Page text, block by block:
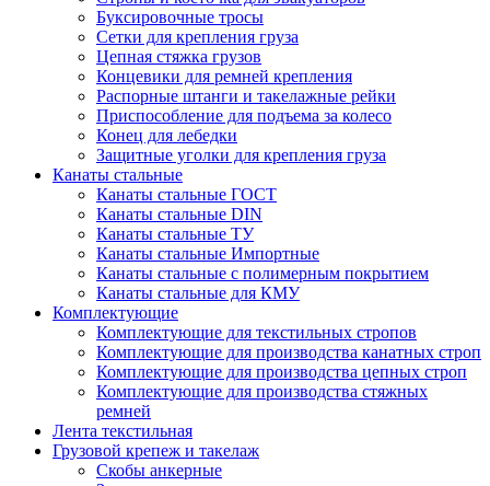
Буксировочные тросы
Сетки для крепления груза
Цепная стяжка грузов
Концевики для ремней крепления
Распорные штанги и такелажные рейки
Приспособление для подъема за колесо
Конец для лебедки
Защитные уголки для крепления груза
Канаты стальные
Канаты стальные ГОСТ
Канаты стальные DIN
Канаты стальные ТУ
Канаты стальные Импортные
Канаты стальные с полимерным покрытием
Канаты стальные для КМУ
Комплектующие
Комплектующие для текстильных стропов
Комплектующие для производства канатных строп
Комплектующие для производства цепных строп
Комплектующие для производства стяжных
ремней
Лента текстильная
Грузовой крепеж и такелаж
Скобы анкерные